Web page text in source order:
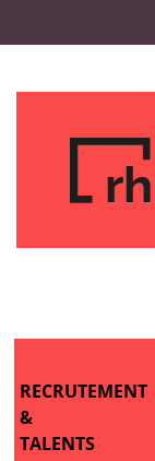
rh
RECRUTEMENT
&
TALENTS